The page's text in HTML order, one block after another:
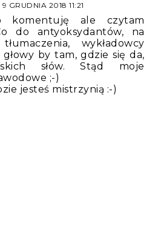
9 GRUDNIA 2018 11:21
komentuję ale czytam
do antyoksydantów, na
wykładowcy
by tam, gdzie się da,
słów. Stąd moje
;-)
jesteś mistrzynią :-)